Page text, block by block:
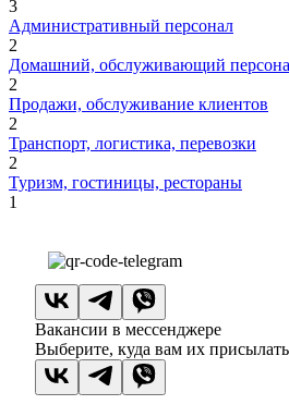
3
Административный персонал
2
Домашний, обслуживающий
2
Продажи, обслуживание клиентов
2
Транспорт, логистика, перевозки
2
Туризм, гостиницы, рестораны
1
Вакансии в мессенджере
Выберите, куда вам их